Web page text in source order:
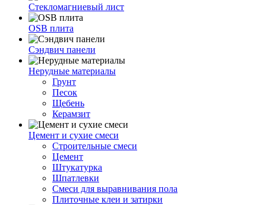
Стекломагниевый лист
OSB плита
Сэндвич панели
Нерудные материалы
Грунт
Песок
Щебень
Керамзит
Цемент и сухие смеси
Строительные смеси
Цемент
Штукатурка
Шпатлевки
Смеси для выравнивания пола
Плиточные клеи и затирки